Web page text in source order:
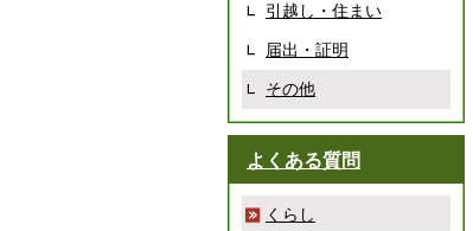
引越し・住まい
届出・証明
その他
よくある質問
くらし